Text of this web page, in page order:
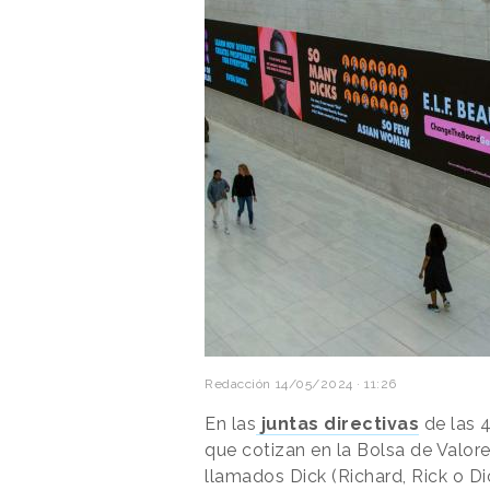
Redacción 14/05/2024 · 11:26
En las juntas directivas de las
que cotizan en la Bolsa de
llamados Dick (Richard, Rick o